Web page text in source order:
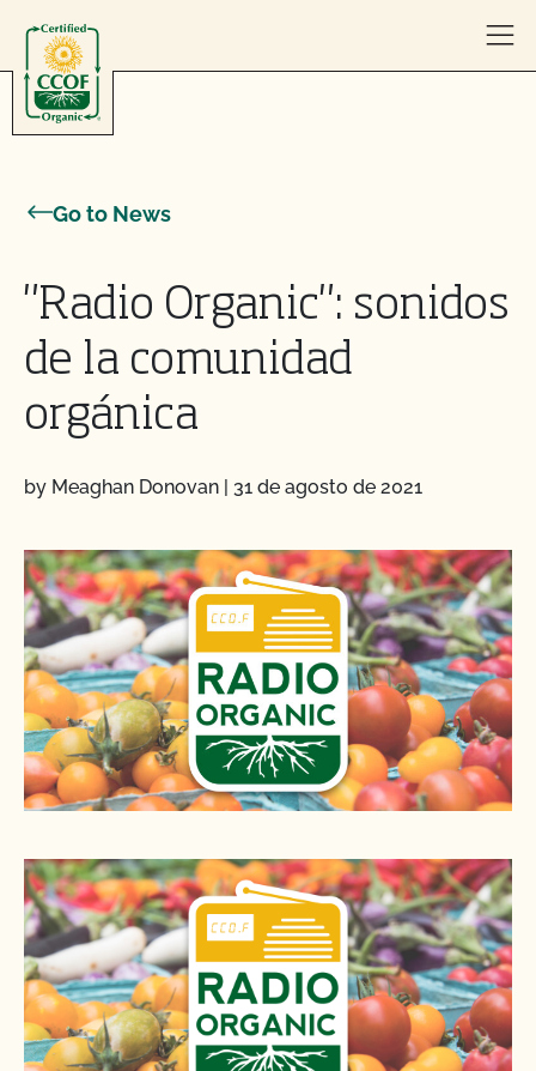
Go to News
"Radio Organic": sonidos
de la comunidad
orgánica
by Meaghan Donovan | 31 de agosto de 2021